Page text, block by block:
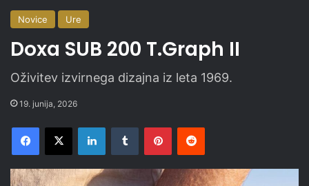
Novice Ure
Doxa SUB 200 T.Graph II
Oživitev izvirnega dizajna iz leta 1969.
19. junija, 2026
Facebook
X LinkedInTumblr PinterestReddit